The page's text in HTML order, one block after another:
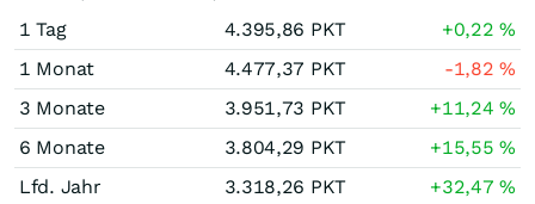
1 Tag 4.395,86 PKT +0,22%
1 Monat
4.477,37 PKT -1,82%
3 Monate
3.951,73 PKT +11,24%
6 Monate
3.804,29 PKT +15,55%
Lfd. Jahr
3.318,26 PKT +32,47%